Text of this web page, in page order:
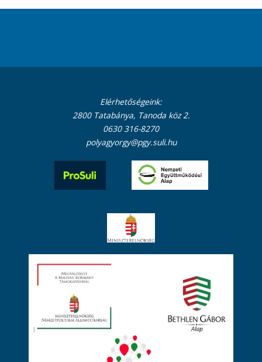
Elérhetőségeink:
2800 Tatabánya, Tanoda köz 2.
0630 316-8270
polyagyorgy@pgy.suli.hu